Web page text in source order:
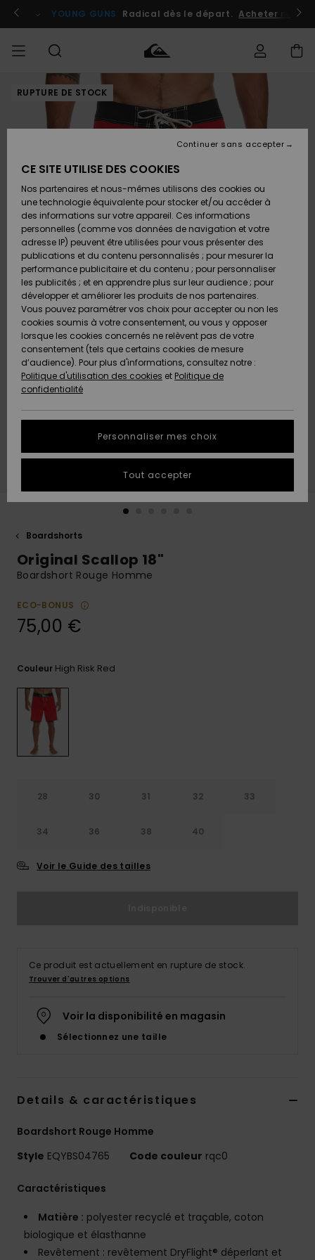
l'information
le
Se connecter / s'inscrire
YOUNG GUNS Radical dès le départ. Acheter
HOMME Vêtements
Chaussures
& Tongs
Surf
Snow
Nouveautés
A
Découvrir
Vêtements
Chaussures
& Tongs
Surf
Snow
Nouveautés
A
Découvrir
FEMME
Shop
A
Découvrir
Snow
SURF
Surf
Homme
Surf
Shop
Enfant
Highlights
Communauté
SNOW
Snow
Homme
Snow
Shop
Enfant
Snow
Shop
Femme
A
Découvrir
Communauté
OUTLET
Outlet
Homme
Enfant
Outlet
Femme
AIDE &
CONTACT
Accéder à
ma
commande
Retours
Paiement
Carte
Cadeau
Quiksilver
Freedom
Protection
des
tailles
conversation
plus rapide
à votre
réponses
Consulter
MAGASINS
QUIKSILVER
RUPTURE DE STOCK
Boardshorts
Original Scallop 18"
Boardshort Rouge Homme
ECO-BONUS
75,00 €
Couleur High Risk Red
28 30 31 32 33
34 36 38 40
Voir le Guide des tailles
Ce produit est actuellement en rupture de stock.
Trouver d'autres options
Voir la disponibilité en magasin
Sélectionnez une taille
Details & caractéristiques
Boardshort Rouge Homme
Style EQYBS04765 Code couleur rqc0
Caractéristiques
Matière : polyester recyclé et traçable, coton
biologique et élasthanne
Revêtement : revêtement DryFlight® déperlant et
CE SITE UTILISE DES COOKIES
Nos partenaires et nous-mêmes utilisons des cookies ou
une technologie équivalente pour stocker et/ou accéder à
des informations sur votre appareil. Ces informations
personnelles (comme vos données de navigation et votre
adresse IP) peuvent être utilisées pour vous présenter des
publications et du contenu personnalisés ; pour mesurer la
performance publicitaire et du contenu ; pour personnaliser
les publicités ; et en apprendre plus sur leur audience ; pour
développer et améliorer les produits de nos partenaires.
Vous pouvez paramétrer vos choix pour accepter ou non les
cookies soumis à votre consentement, ou vous y opposer
lorsque les cookies concernés ne relèvent pas de votre
consentement (tels que certains cookies de mesure
d’audience). Pour plus d'informations, consultez notre :
Politique d'utilisation des cookies et Politique de
confidentialité
Personnaliser mes choix
Continuer sans accepter
Tout accepter